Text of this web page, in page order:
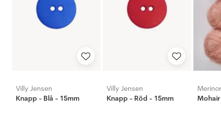
Villy Jensen
Knapp - Blå - 15mm
Villy Jensen
Knapp - Röd - 15mm
Merinor
Mohair